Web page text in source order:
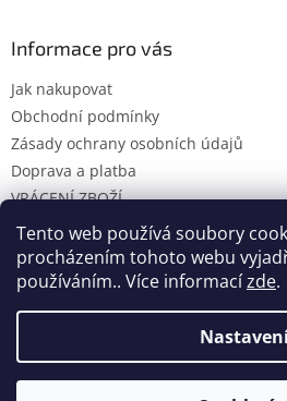
Tento web používá soubory
procházením tohoto webu
používáním.. Více informacízde.
Pro kupující ze Sloveska mám slovenský
Informace pro vás
Jak nakupovat
Obchodní podmínky
Zásady ochrany osobních údajů
Doprava a platba
VRÁCENÍ ZBOŽÍ
KONTAKTY
Copyright 2026Háčkujeme s